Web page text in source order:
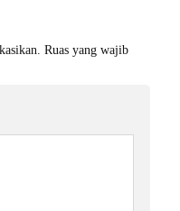
Ruas yang wajib